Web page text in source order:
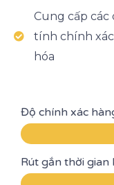
Cung cấp
tính chính xác
hóa
Độ chính xác
Rút gắn thời gian